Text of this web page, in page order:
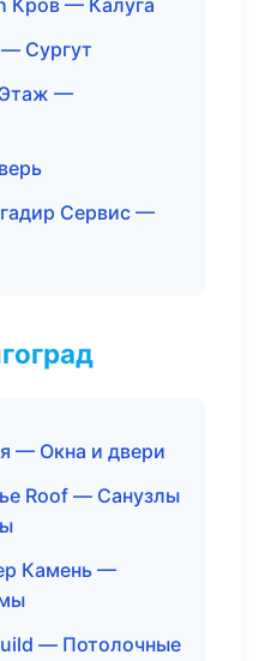
Кров — Калуга
Сургут
—
Сервис —
— Окна и двери
Roof — Санузлы
Камень —
— Потолочные